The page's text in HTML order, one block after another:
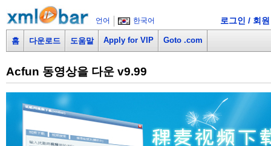
언어 한국어 로그인 / 회
홈 다운로드 도움말 Apply for VIP Goto .com
Acfun 동영상을 다운 v9.99